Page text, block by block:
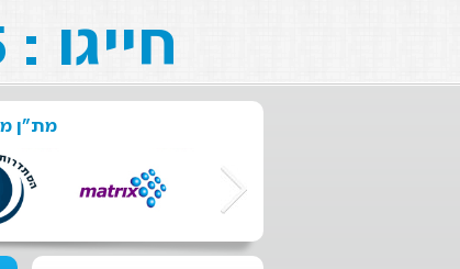
חייגו : 073-211-26-85
מת"ן